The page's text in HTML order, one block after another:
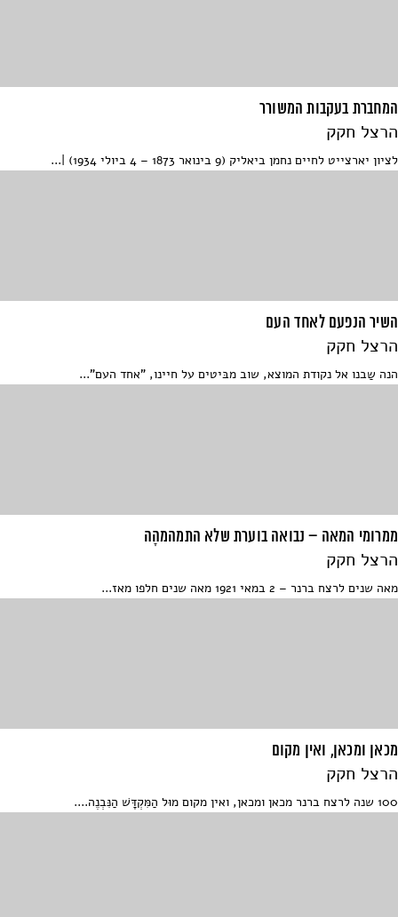
המחברת בעקבות המשורר
הרצל חקק
לציון יארצייט לחיים נחמן ביאליק (9 בינואר 1873 – 4 ביולי 1934) |...
השיר הנפעם לאחד העם
הרצל חקק
הנה שַבנו אל נקודת המוצא, שוב מבּיטים על חיינו, "אחד העם"...
ממרומי המאה – נבואה בוערת שלא התמהמהָה
הרצל חקק
מאה שנים לרצח ברנר – 2 במאי 1921 מאה שנים חלפו מאז...
מכאן ומכאן, ואין מקום
הרצל חקק
100 שנה לרצח ברנר מכאן ומכאן, ואין מקום מוּל הַמִּקְדָּשׁ הַנִּבְנֶה....